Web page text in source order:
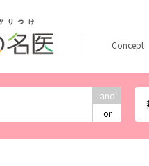
and
or
Concept